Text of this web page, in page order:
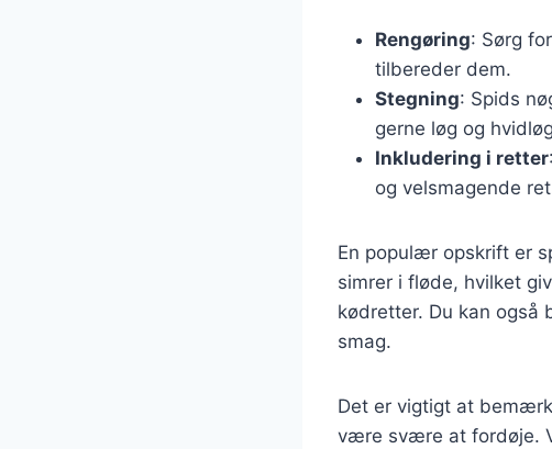
Rengøring: Sørg
tilbereder dem.
Stegning: Spids
gerne løg og
Inkludering i retter
og velsmagende
En populær opskrift er
simrer i fløde, hvilket
kødretter. Du kan også
smag.
Det er vigtigt at
være svære at fordøje.